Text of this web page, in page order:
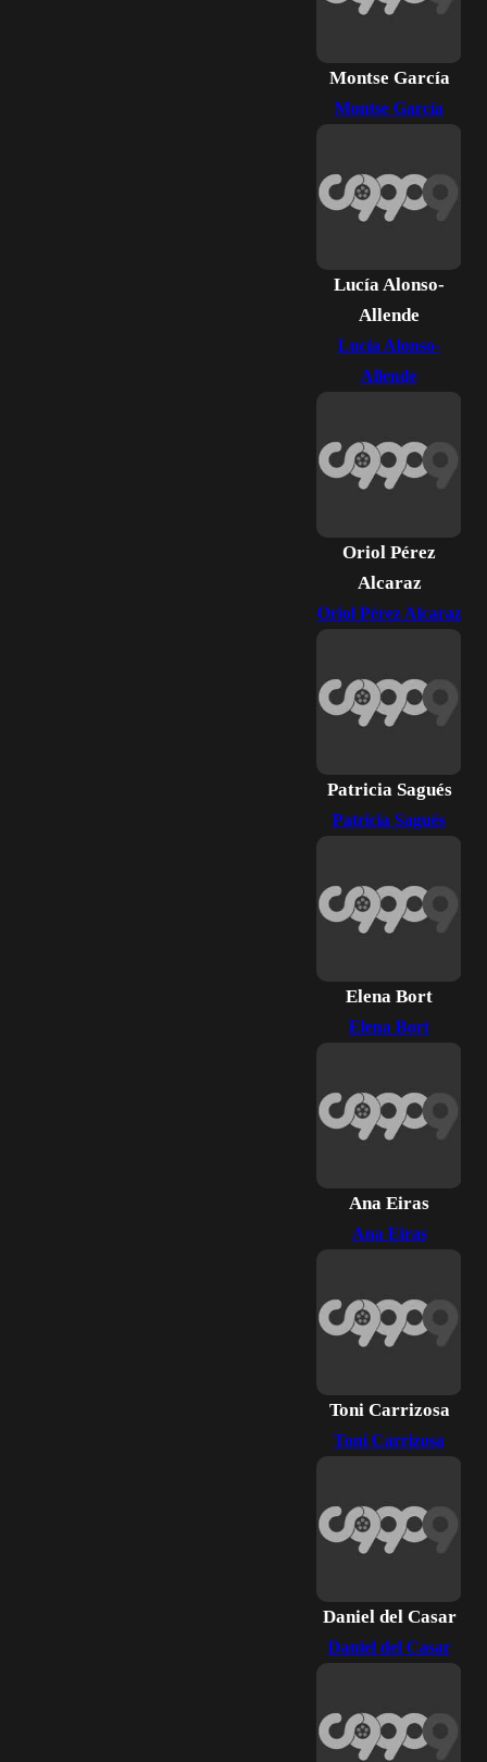
Montse García
Montse García
Lucía Alonso-
Allende
Lucía Alonso-
Allende
Oriol Pérez
Alcaraz
Oriol Pérez Alcaraz
Patricia Sagués
Patricia Sagués
Elena Bort
Elena Bort
Ana Eiras
Ana Eiras
Toni Carrizosa
Toni Carrizosa
Daniel del Casar
Daniel del Casar